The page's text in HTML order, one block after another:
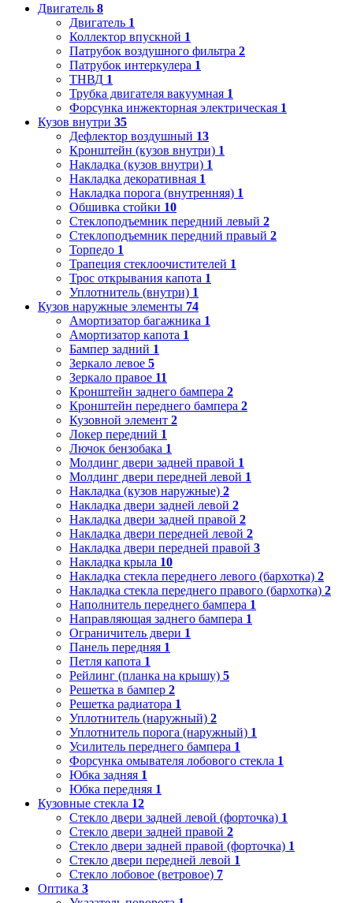
Двигатель 8
Двигатель 1
Коллектор впускной 1
Патрубок воздушного фильтра 2
Патрубок интеркулера 1
ТНВД 1
Трубка двигателя вакуумная 1
Форсунка инжекторная электрическая 1
Кузов внутри 35
Дефлектор воздушный 13
Кронштейн (кузов внутри) 1
Накладка (кузов внутри) 1
Накладка декоративная 1
Накладка порога (внутренняя) 1
Обшивка стойки 10
Стеклоподъемник передний левый 2
Стеклоподъемник передний правый 2
Торпедо 1
Трапеция стеклоочистителей 1
Трос открывания капота 1
Уплотнитель (внутри) 1
Кузов наружные элементы 74
Амортизатор багажника 1
Амортизатор капота 1
Бампер задний 1
Зеркало левое 5
Зеркало правое 11
Кронштейн заднего бампера 2
Кронштейн переднего бампера 2
Кузовной элемент 2
Локер передний 1
Лючок бензобака 1
Молдинг двери задней правой 1
Молдинг двери передней левой 1
Накладка (кузов наружные) 2
Накладка двери задней левой 2
Накладка двери задней правой 2
Накладка двери передней левой 2
Накладка двери передней правой 3
Накладка крыла 10
Накладка стекла переднего левого (бархотка) 2
Накладка стекла переднего правого (бархотка) 2
Наполнитель переднего бампера 1
Направляющая заднего бампера 1
Ограничитель двери 1
Панель передняя 1
Петля капота 1
Рейлинг (планка на крышу) 5
Решетка в бампер 2
Решетка радиатора 1
Уплотнитель (наружный) 2
Уплотнитель порога (наружный) 1
Усилитель переднего бампера 1
Форсунка омывателя лобового стекла 1
Юбка задняя 1
Юбка передняя 1
Кузовные стекла 12
Стекло двери задней левой (форточка) 1
Стекло двери задней правой 2
Стекло двери задней правой (форточка) 1
Стекло двери передней левой 1
Стекло лобовое (ветровое) 7
Оптика 3